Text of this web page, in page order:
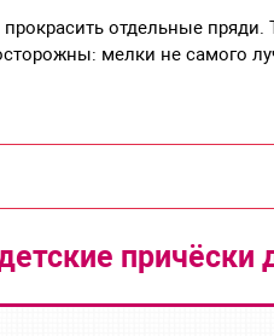
отдельные пряди.
мелки не самого
причёски